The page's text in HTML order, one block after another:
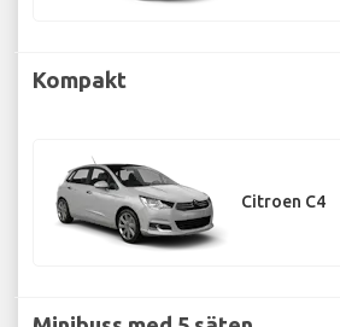
Kompakt
Citroen C4